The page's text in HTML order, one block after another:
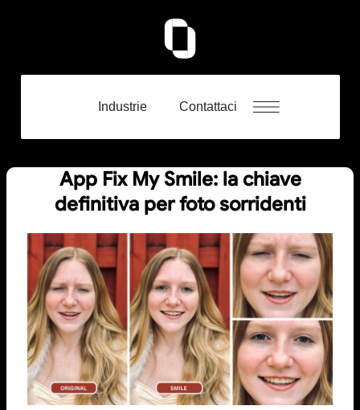
Industrie Contattaci
App Fix My Smile: la chiave
definitiva per foto sorridenti